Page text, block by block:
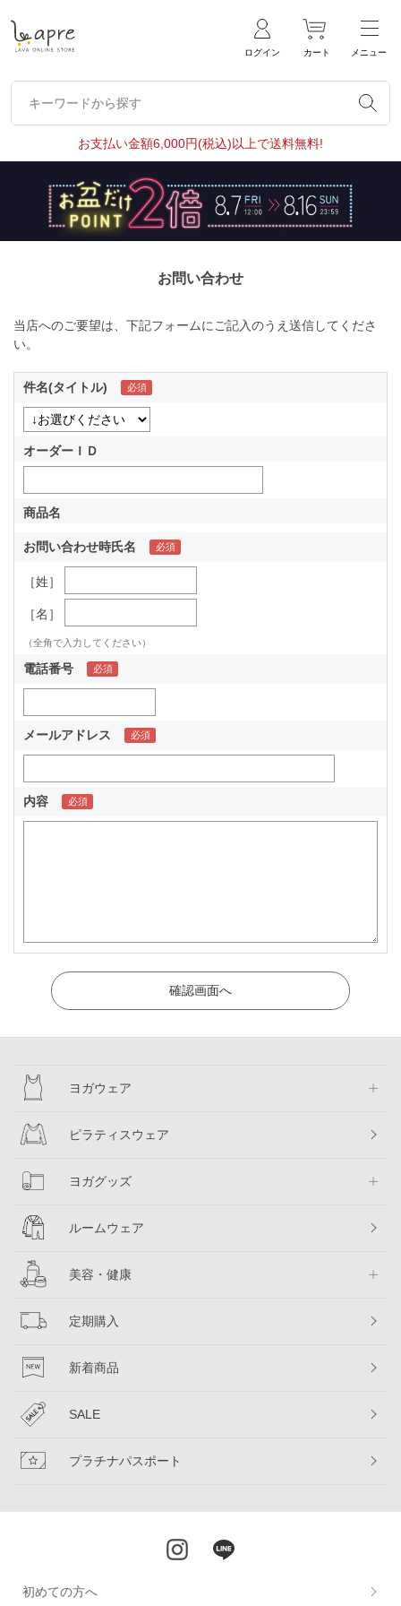
ログイン カート メニュー
キーワードから探す
キーワードから探す
お支払い金額6,000円(税込)以上で送料無料!
お問い合わせ
当店へのご要望は、下記フォームにご記入のうえ送信してくださ
い。
件名(タイトル)
オーダーＩＤ
商品名
お問い合わせ時氏名
［姓］
［名］
（全角で入力してください）
電話番号
メールアドレス
内容
ヨガウェア
ピラティスウェア
ヨガグッズ
ルームウェア
美容・健康
定期購入
新着商品
SALE
プラチナパスポート
初めての方へ